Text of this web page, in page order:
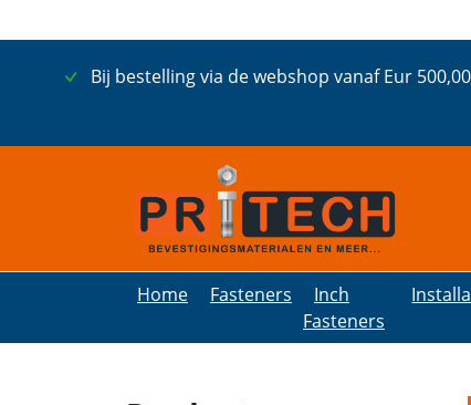
Bij bestelling via de webshop vanaf Eur
Home Fasteners
Inch
Fasteners